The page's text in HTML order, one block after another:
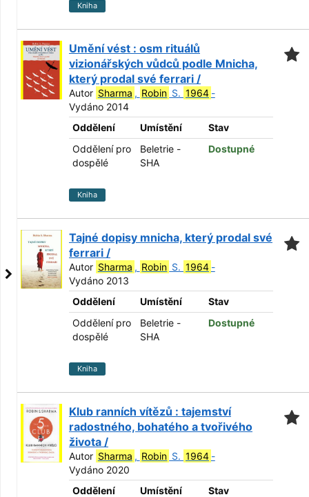
Kniha
Umění vést : osm rituálů
vizionářských vůdců podle Mnicha,
který prodal své ferrari /
Autor Sharma , Robin S. 1964 -
Vydáno 2014
Oddělení
Umístění
Stav
Oddělení pro
dospělé
Beletrie -
SHA
Dostupné
Kniha
Tajné dopisy mnicha, který prodal své
ferrari /
Autor Sharma , Robin S. 1964 -
Vydáno 2013
Oddělení
Umístění
Stav
Oddělení pro
dospělé
Beletrie -
SHA
Dostupné
Kniha
Klub ranních vítězů : tajemství
radostného, bohatého a tvořivého
života /
Autor Sharma , Robin S. 1964 -
Vydáno 2020
Oddělení
Umístění
Stav